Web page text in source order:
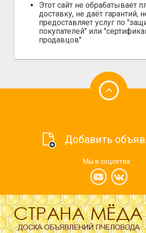
Этот сайт не обрабатывает
доставку, не даёт гарантий,
предоставляет услуг по
покупателей" или
продавцов"
Добавить
Мы в соцсетях: